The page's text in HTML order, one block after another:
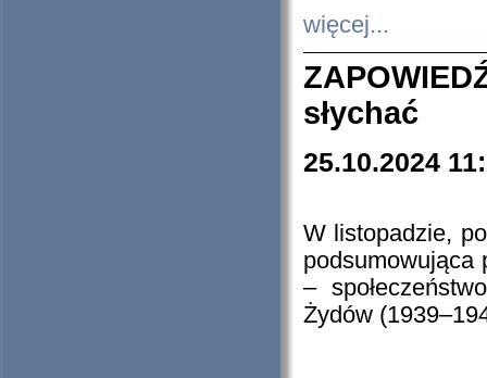
więcej...
słychać
25.10.2024
W listopadzie,
podsumowująca
–
Żydów